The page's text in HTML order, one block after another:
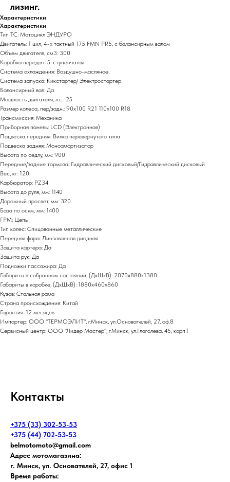
лизинг.
Характеристики
Характеристики
Тип ТС: Мотоцикл ЭНДУРО
Двигатель: 1 цил, 4-х тактный 175 FMN PR5, с балансирным валом
Объем двигателя, см3: 300
Коробка передач: 5-ступенчатая
Система охлаждения: Воздушно-масляное
Система запуска: Кикстартер/ Электростартер
Балансирный вал: Да
Мощность двигателя, л.с.: 25
Размер колеса, пер/задн.: 90х100 R21 110х100 R18
Трансмиссия: Механика
Приборная панель: LCD (Электронная)
Подвеска передняя: Вилка перевернутого типа
Подвеска задняя: Моноамортизатор
Высота по седлу, мм: 900
Передние/задние тормоза: Гидравлический дисковый/Гидравлический дисковый
Вес, кг: 120
Карбюратор: PZ34
Высота до руля, мм: 1140
Дорожный просвет, мм: 320
База по осям, мм: 1400
ГРМ: Цепь
Тип колес: Спицованные металлические
Передняя фара: Линзованная диодная
Защита картера: Да
Защита рук: Да
Подножки пассажира: Да
Габариты в собранном состоянии, (ДхШхВ): 2070х880х1380
Габариты в коробке, (ДхШхВ): 1880х460х860
Кузов: Стальная рама
Страна происхождения: Китай
Гарантия: 12 месяцев
Импортер: ООО "ТЕРМОЭЛИТ", г.Минск, ул.Основателей, 27, оф.8
Сервисный центр: ООО "Лидер Мастер", г.Минск, ул.Глаголева, 45, корп.1
Контакты
+375 (33) 302-53-53
+375 (44) 702-53-53
belmotomoto@gmail.com
Адрес мотомагазина:
г. Минск, ул. Основателей, 27, офис 1
Время работы: